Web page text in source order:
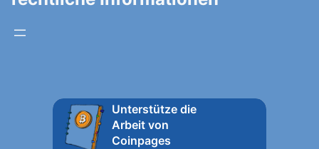
Unterstütze die
Arbeit von
Coinpages